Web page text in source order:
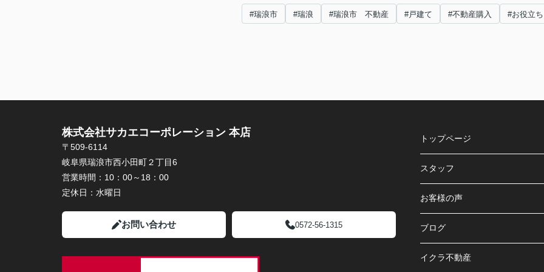
#瑞浪市 #瑞浪 #瑞浪市 不動産 #戸建て #不動産購入 #お役立
株式会社サカエコーポレーション 本店
〒509-6114
岐阜県瑞浪市西小田町２丁目6
営業時間： 10：00～18：00
定休日： 水曜日
お問い合わせ 0572-56-1315
トップページ
スタッフ
お客様の声
ブログ
イクラ不動産